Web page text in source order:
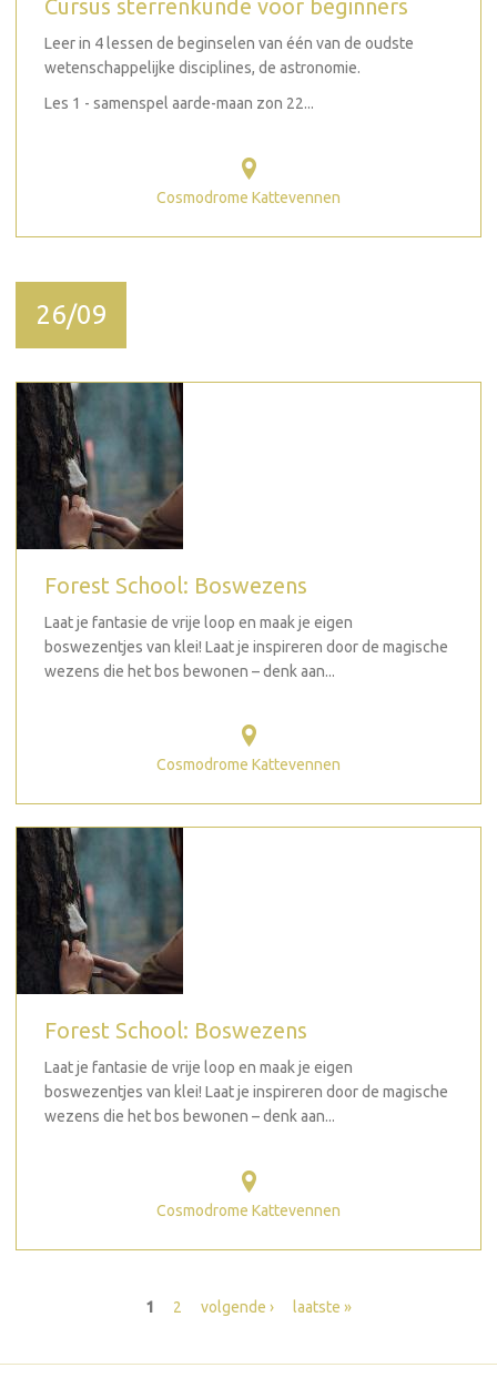
Cursus sterrenkunde voor beginners
Leer in 4 lessen de beginselen van één van de oudste
wetenschappelijke disciplines, de astronomie.
Les 1 - samenspel aarde-maan zon 22...
Cosmodrome Kattevennen
26/09
Forest School: Boswezens
Laat je fantasie de vrije loop en maak je eigen
boswezentjes van klei! Laat je inspireren door de magische
wezens die het bos bewonen – denk aan...
Cosmodrome Kattevennen
Forest School: Boswezens
Laat je fantasie de vrije loop en maak je eigen
boswezentjes van klei! Laat je inspireren door de magische
wezens die het bos bewonen – denk aan...
Cosmodrome Kattevennen
1 2 volgende › laatste »